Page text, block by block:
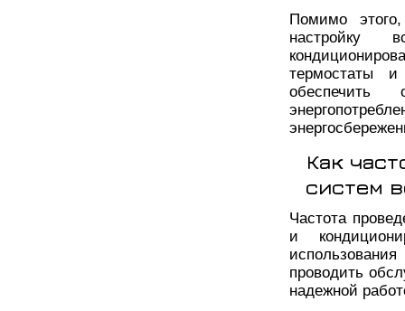
Помимо
настройку
термостаты и
Как
систем
Частота
и
проводить
надежной